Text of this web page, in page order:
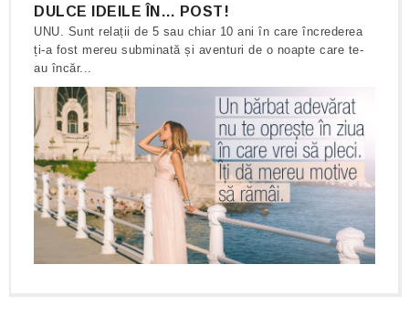
DULCE IDEILE ÎN… POST!
UNU. Sunt relații de 5 sau chiar 10 ani în care încrederea
ți-a fost mereu subminată și aventuri de o noapte care te-
au încăr...